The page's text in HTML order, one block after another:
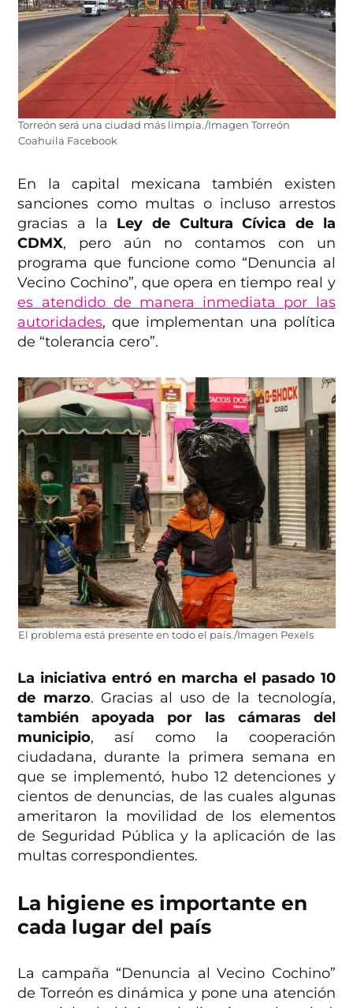
Torreón será una ciudad más limpia./Imagen Torreón
Coahuila Facebook
En la capital mexicana también existen
sanciones como multas o incluso arrestos
gracias a la Ley de Cultura Cívica de la
CDMX, pero aún no contamos con un
programa que funcione como “Denuncia al
Vecino Cochino”, que opera en tiempo real y
es atendido de manera inmediata por las
autoridades, que implementan una política
de “tolerancia cero”.
El problema está presente en todo el país./Imagen Pexels
La iniciativa entró en marcha el pasado 10
de marzo. Gracias al uso de la tecnología,
también apoyada por las cámaras del
municipio, así como la cooperación
ciudadana, durante la primera semana en
que se implementó, hubo 12 detenciones y
cientos de denuncias, de las cuales algunas
ameritaron la movilidad de los elementos
de Seguridad Pública y la aplicación de las
multas correspondientes.
La higiene es importante en
cada lugar del país
La campaña “Denuncia al Vecino Cochino”
de Torreón es dinámica y pone una atención